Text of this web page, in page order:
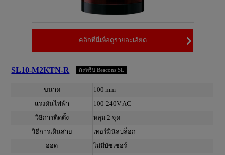
คลิกที่นี่เพื่อดูรายละเอียด
SL10-M2KTN-R กะพริบ Beacons SL
ขนาด
100 mm
แรงดันไฟฟ้า
100-240V AC
วิธีการติดตั้ง
หลุม 2 จุด
วิธีการเดินสาย
เทอร์มินัลบล็อก
ออด
ไม่มีบัซเซอร์